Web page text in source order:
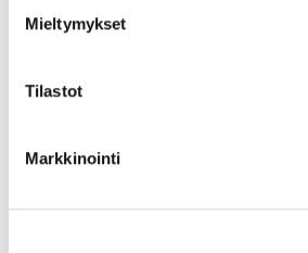
Mieltymykset
Tilastot
Markkinointi